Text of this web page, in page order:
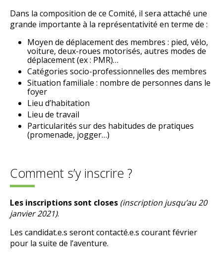
Dans la composition de ce Comité, il sera attaché une
grande importante à la représentativité en terme de :
Moyen de déplacement des membres : pied, vélo,
voiture, deux-roues motorisés, autres modes de
déplacement (ex : PMR)…
Catégories socio-professionnelles des membres
Situation familiale : nombre de personnes dans le
foyer
Lieu d’habitation
Lieu de travail
Particularités sur des habitudes de pratiques
(promenade, jogger…)
Comment s’y inscrire ?
Les inscriptions sont closes (inscription jusqu’au 20
janvier 2021).
Les candidat.e.s seront contacté.e.s courant février
pour la suite de l’aventure.